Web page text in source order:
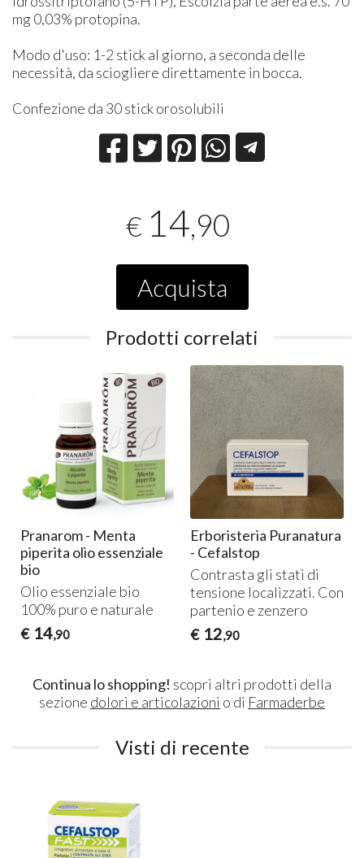
mg 0,03% protopina.​
Modo d'uso: 1-2 stick al giorno, a seconda delle
necessità, da sciogliere direttamente in bocca.
Confezione da 30 stick orosolubili
€ 14,90
Acquista
Prodotti correlati
Pranarom - Menta
piperita olio essenziale
bio
Olio essenziale bio
100% puro e naturale
€ 14,90
Erboristeria Puranatura
- Cefalstop
Contrasta gli stati di
tensione localizzati. Con
partenio e zenzero
€ 12,90
Continua lo shopping! scopri altri prodotti della
sezione dolori e articolazioni o di Farmaderbe
Visti di recente